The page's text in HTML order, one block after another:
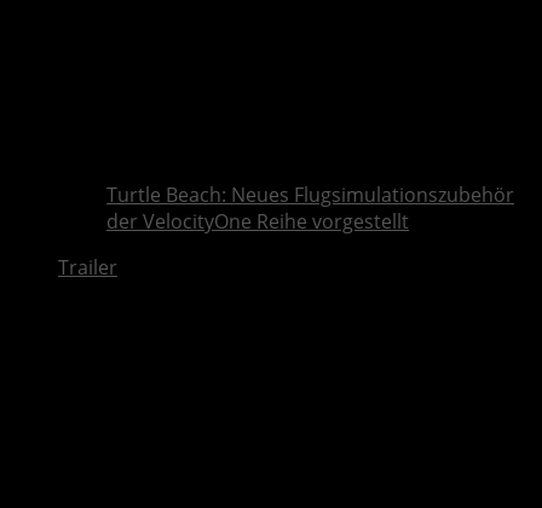
Turtle Beach: Neues Flugsimulationszubehör
der VelocityOne Reihe vorgestellt
Trailer